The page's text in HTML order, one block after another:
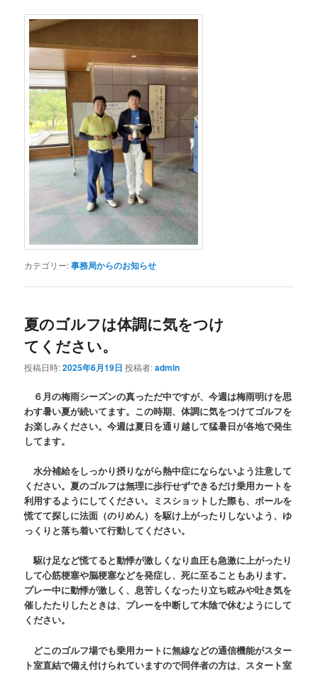
カテゴリー:事務局からのお知らせ
夏のゴルフは体調に気をつけ
てください。
投稿日時:2025年6月19日 投稿者:admin
６月の梅雨シーズンの真っただ中ですが、今週は梅雨明けを思
わす暑い夏が続いてます。この時期、体調に気をつけてゴルフを
お楽しみください。今週は夏日を通り越して猛暑日が各地で発生
してます。
水分補給をしっかり摂りながら熱中症にならないよう注意して
ください。夏のゴルフは無理に歩行せずできるだけ乗用カートを
利用するようにしてください。ミスショットした際も、ボールを
慌てて探しに法面（のりめん）を駆け上がったりしないよう、ゆ
っくりと落ち着いて行動してください。
駆け足など慌てると動悸が激しくなり血圧も急激に上がったり
して心筋梗塞や脳梗塞などを発症し、死に至ることもあります。
プレー中に動悸が激しく、息苦しくなったり立ち眩みや吐き気を
催したたりしたときは、プレーを中断して木陰で休むようにして
ください。
どこのゴルフ場でも乗用カートに無線などの通信機能がスター
ト室直結で備え付けられていますので同伴者の方は、スタート室